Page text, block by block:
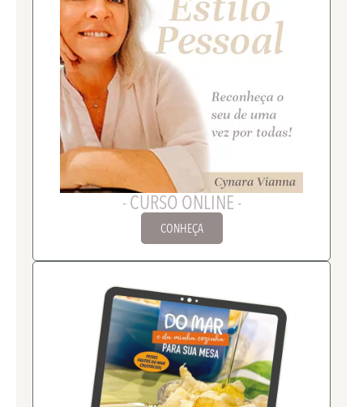
- CURSO ONLINE -
CONHEÇA